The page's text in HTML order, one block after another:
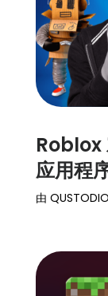
Roblox
应用程
由